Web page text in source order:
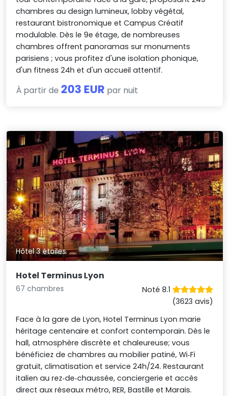
chambres au design lumineux, lobby végétal,
restaurant bistronomique et Campus Créatif
modulable. Dès le 9e étage, de nombreuses
chambres offrent panoramas sur monuments
parisiens ; vous profitez d'une isolation phonique,
d'un fitness 24h et d'un accueil attentif.
À partir de 203 EUR par nuit
Hôtel 3 étoiles
Hotel Terminus Lyon
67 chambres
Noté 8.1
(3623 avis)
Face à la gare de Lyon, Hotel Terminus Lyon marie
héritage centenaire et confort contemporain. Dès le
hall, atmosphère discrète et chaleureuse; vous
bénéficiez de chambres au mobilier patiné, Wi‑Fi
gratuit, climatisation et service 24h/24. Restaurant
italien au rez‑de‑chaussée, conciergerie et accès
direct aux réseaux métro, RER, Bastille et Marais.